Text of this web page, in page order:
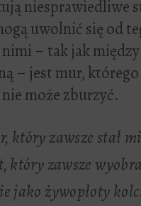
niesprawiedliwe
uwolnić się od
– tak jak
– jest mur,
nie może zburzyć.
który zawsze stał
który zawsze
jako żywopłoty